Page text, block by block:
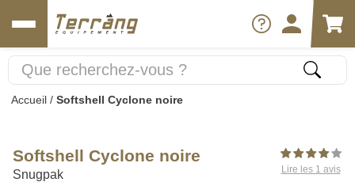
Accueil / Softshell Cyclone noire
Softshell Cyclone noire
Snugpak Lire les 1 avis